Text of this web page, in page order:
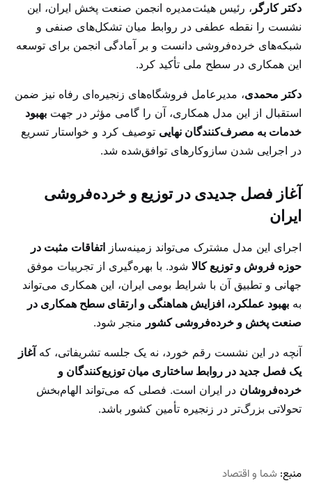
دکتر کارگر ، رئیس هیئت‌مدیره انجمن صنعت پخش ایران، این
نشست را نقطه عطفی در روابط میان تشکل‌های صنفی و
شبکه‌های خرده‌فروشی دانست و بر آمادگی انجمن برای توسعه
این همکاری در سطح ملی تأکید کرد.
دکتر محمدی، مدیرعامل فروشگاه‌های زنجیره‌ای رفاه نیز ضمن
استقبال از این مدل همکاری، آن را گامی مؤثر در جهت بهبود
خدمات به مصرف‌کنندگان نهایی توصیف کرد و خواستار تسریع
در اجرایی شدن سازوکارهای توافق‌شده شد.
آغاز فصل جدیدی در توزیع و خرده‌فروشی
ایران
اجرای این مدل مشترک می‌تواند زمینه‌ساز اتفاقات مثبت در
حوزه فروش و توزیع کالا شود. با بهره‌گیری از تجربیات موفق
جهانی و تطبیق آن با شرایط بومی ایران، این همکاری می‌تواند
به بهبود عملکرد، افزایش هماهنگی و ارتقای سطح همکاری در
صنعت پخش و خرده‌فروشی کشور منجر شود.
آنچه در این نشست رقم خورد، نه یک جلسه تشریفاتی، که آغاز
یک فصل جدید در روابط ساختاری میان توزیع‌کنندگان و
خرده‌فروشان در ایران است. فصلی که می‌تواند الهام‌بخش
تحولاتی بزرگ‌تر در زنجیره تأمین کشور باشد.
منبع: شما و اقتصاد